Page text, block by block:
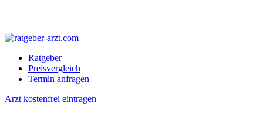
Ratgeber
Preisvergleich
Termin anfragen
Arzt kostenfrei eintragen